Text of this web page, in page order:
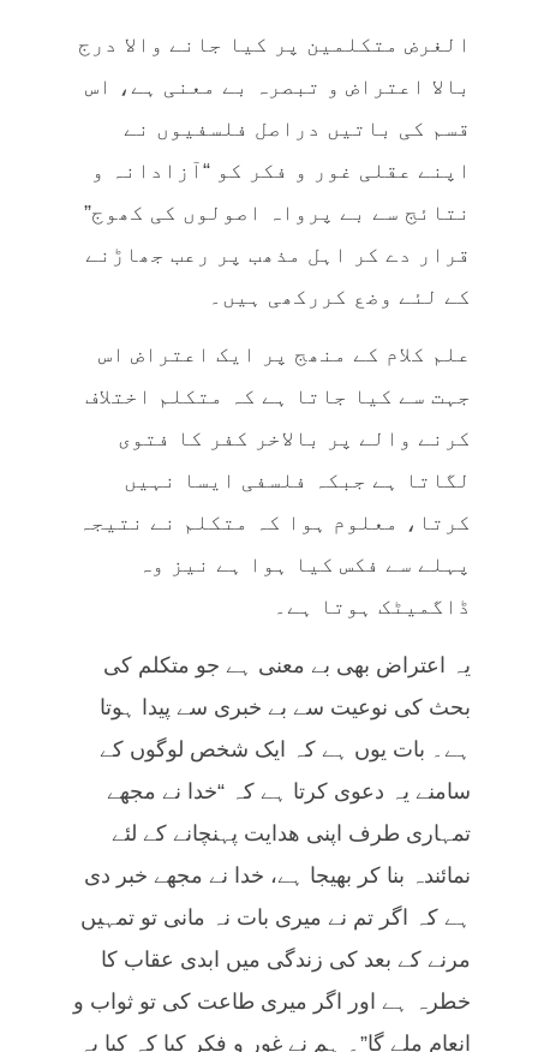
الغرض متکلمین پر کیا جانے والا درج
بالا اعتراض و تبصرہ بے معنی ہے، اس
قسم کی باتیں دراصل فلسفیوں نے
اپنے عقلی غور و فکر کو “آزادانہ و
نتائج سے بے پرواہ اصولوں کی کھوج”
قرار دے کر اہل مذھب پر رعب جھاڑنے
کے لئے وضع کررکھی ہیں۔
علم کلام کے منھج پر ایک اعتراض اس
جہت سے کیا جاتا ہے کہ متکلم اختلاف
کرنے والے پر بالاخر کفر کا فتوی
لگاتا ہے جبکہ فلسفی ایسا نہیں
کرتا، معلوم ہوا کہ متکلم نے نتیجہ
پہلے سے فکس کیا ہوا ہے نیز وہ
ڈاگمیٹک ہوتا ہے۔
یہ اعتراض بھی بے معنی ہے جو متکلم کی
بحث کی نوعیت سے بے خبری سے پیدا ہوتا
ہے۔ بات یوں ہے کہ ایک شخص لوگوں کے
سامنے یہ دعوی کرتا ہے کہ “خدا نے مجھے
تمہاری طرف اپنی ھدایت پہنچانے کے لئے
نمائندہ بنا کر بھیجا ہے، خدا نے مجھے خبر دی
ہے کہ اگر تم نے میری بات نہ مانی تو تمہیں
مرنے کے بعد کی زندگی میں ابدی عقاب کا
خطرہ ہے اور اگر میری طاعت کی تو ثواب و
انعام ملے گا”۔ ہم نے غور و فکر کیا کہ کیا یہ